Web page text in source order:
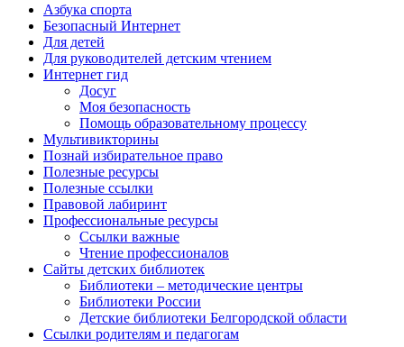
Азбука спорта
Безопасный Интернет
Для детей
Для руководителей детским чтением
Интернет гид
Досуг
Моя безопасность
Помощь образовательному процессу
Мультивикторины
Познай избирательное право
Полезные ресурсы
Полезные ссылки
Правовой лабиринт
Профессиональные ресурсы
Ссылки важные
Чтение профессионалов
Сайты детских библиотек
Библиотеки – методические центры
Библиотеки России
Детские библиотеки Белгородской области
Ссылки родителям и педагогам